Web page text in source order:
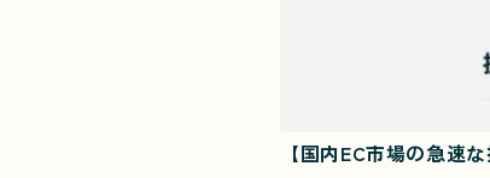
【国内EC市場の急速な